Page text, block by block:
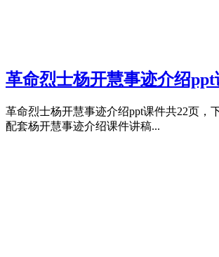
革命烈士杨开慧事迹介绍ppt
革命烈士杨开慧事迹介绍ppt课件共22页，
配套杨开慧事迹介绍课件讲稿...